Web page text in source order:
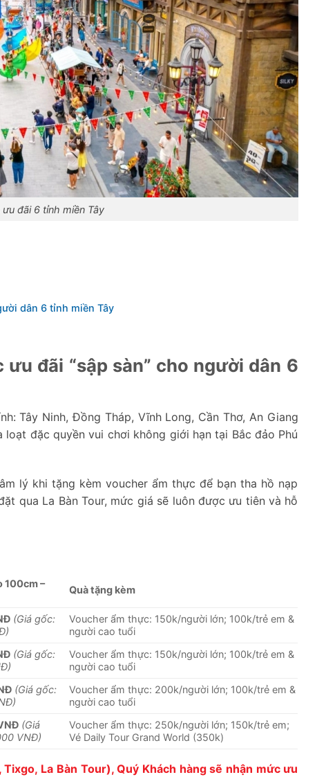
đãi 6 tỉnh miền Tây
dân 6 tỉnh miền Tây
đãi “sập sàn” cho người dân 6
Tây Ninh, Đồng Tháp, Vĩnh Long, Cần Thơ, An Giang
đặc quyền vui chơi không giới hạn tại Bắc đảo Phú
lý khi tặng kèm voucher ẩm thực để bạn tha hồ nạp
qua La Bàn Tour, mức giá sẽ luôn được ưu tiên và hỗ
100cm –
Quà tặng kèm
(Giá gốc:
Voucher ẩm thực: 150k/người lớn; 100k/trẻ em &
người cao tuổi
(Giá gốc:
Voucher ẩm thực: 150k/người lớn; 100k/trẻ em &
người cao tuổi
(Giá gốc:
Voucher ẩm thực: 200k/người lớn; 100k/trẻ em &
người cao tuổi
(Giá
VNĐ)
Voucher ẩm thực: 250k/người lớn; 150k/trẻ em;
Vé Daily Tour Grand World (350k)
La Bàn Tour), Quý Khách hàng sẽ nhận mức ưu